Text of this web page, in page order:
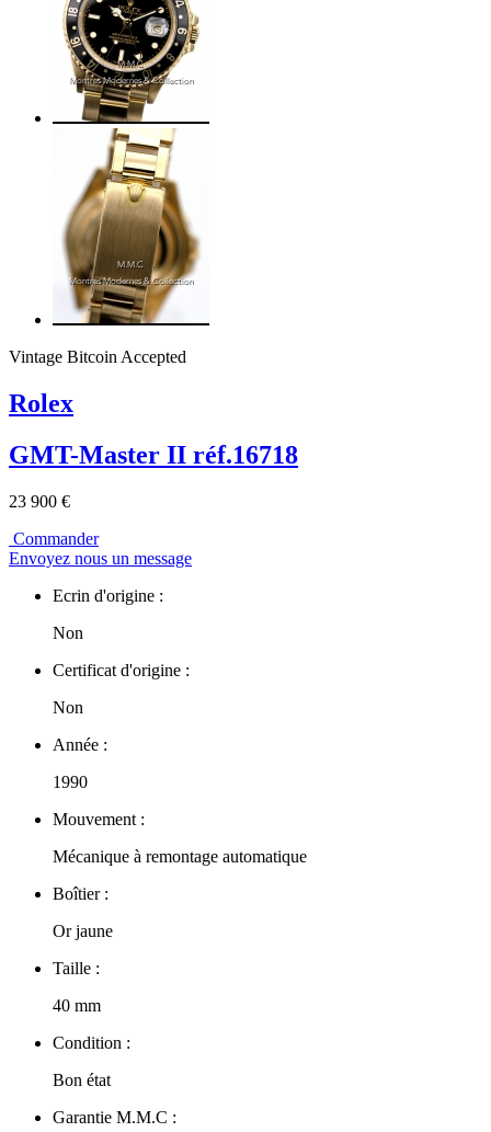
Vintage Bitcoin Accepted
Rolex
GMT-Master II réf.16718
23 900 €
Commander
Envoyez nous un message
Ecrin d'origine :
Non
Certificat d'origine :
Non
Année :
1990
Mouvement :
Mécanique à remontage automatique
Boîtier :
Or jaune
Taille :
40 mm
Condition :
Bon état
Garantie M.M.C :